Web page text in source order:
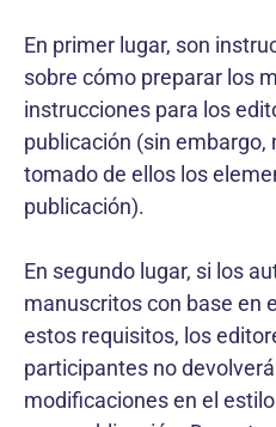
En primer lugar, son
sobre cómo preparar los
instrucciones para los
publicación (sin embargo,
tomado de ellos los
publicación).
En segundo lugar, si los
manuscritos con base en
estos requisitos, los
participantes no
modificaciones en el